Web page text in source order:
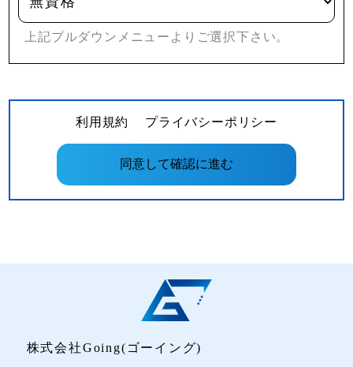
上記プルダウンメニューよりご選択下さい。
利用規約 プライバシーポリシー
株式会社Going(ゴーイング)